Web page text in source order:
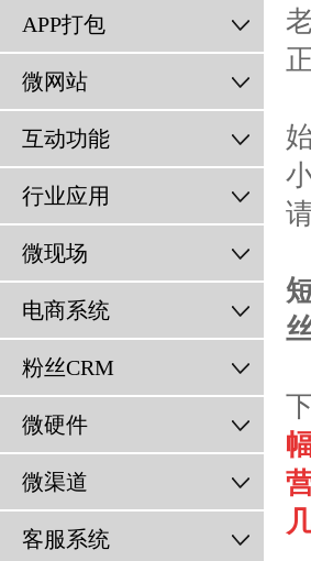
APP打包
微网站
互动功能
行业应用
微现场
电商系统
粉丝CRM
微硬件
微渠道
客服系统